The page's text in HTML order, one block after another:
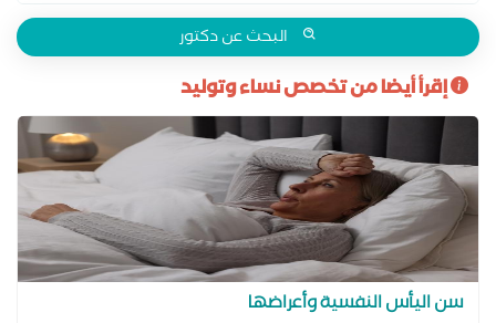
البحث عن دكتور
إقرأ أيضا من تخصص نساء وتوليد
سن اليأس النفسية وأعراضها